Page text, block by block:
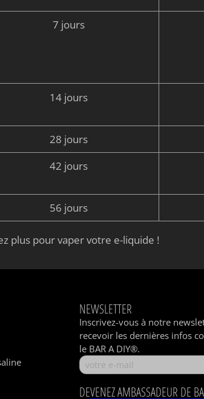
7 jours
14 jours
28 jours
42 jours
56 jours
plus pour vaper votre e-liquide !
NEWSLETTER
Inscrivez-vous à notre
recevoir les dernières infos
le BAR A DIY®.
DEVENEZ AMBASSADEUR DE